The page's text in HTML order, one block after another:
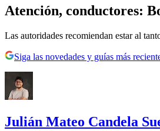
Atención, conductores:
Las autoridades recomiendan estar al
Siga las novedades y guías más
Julián Mateo Candela